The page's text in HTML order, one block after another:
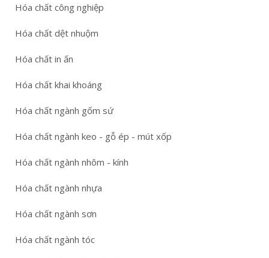
Hóa chất công nghiệp
Hóa chất dệt nhuộm
Hóa chất in ấn
Hóa chất khai khoáng
Hóa chất ngành gốm sứ
Hóa chất ngành keo - gỗ ép - mút xốp
Hóa chất ngành nhôm - kính
Hóa chất ngành nhựa
Hóa chất ngành sơn
Hóa chất ngành tóc